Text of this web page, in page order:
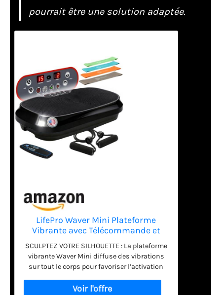
pourrait être une solution adaptée.
LifePro Waver Mini Plateforme
Vibrante avec Télécommande et
Bandes – Plateforme Vibrante
Corps Entier pour Drainage
Lymphatique et Tonification, 99
Vitesses, 10 Programmes (Noir)
SCULPTEZ VOTRE SILHOUETTE : La plateforme
vibrante Waver Mini diffuse des vibrations
sur tout le corps pour favoriser l’activation
équilibre et votre souplesse facilement à